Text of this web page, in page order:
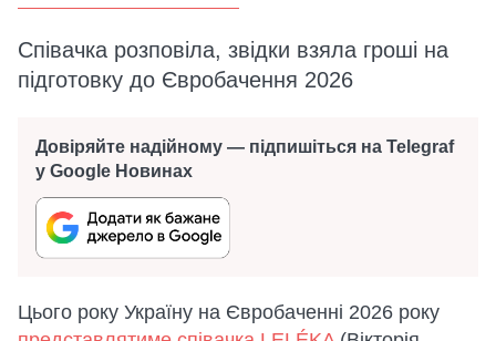
Співачка розповіла, звідки взяла гроші на
підготовку до Євробачення 2026
Довіряйте надійному — підпишіться на Telegraf
у Google Новинах
Цього року Україну на Євробаченні 2026 року